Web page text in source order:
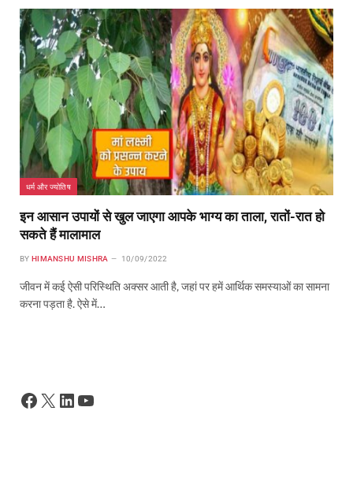
धर्म और ज्योतिष
इन आसान उपायों से खुल जाएगा आपके भाग्य का ताला, रातों-रात हो
सकते हैं मालामाल
BY HIMANSHU MISHRA 10/09/2022
जीवन में कई ऐसी परिस्थिति अक्सर आती है, जहां पर हमें आर्थिक समस्याओं का सामना
करना पड़ता है. ऐसे में…
Facebook
X LinkedIn
YouTube